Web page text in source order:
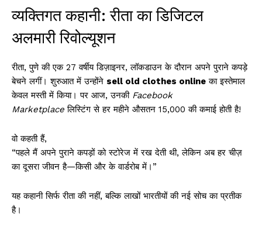
व्यक्तिगत कहानी: रीता का डिजिटल
अलमारी रिवोल्यूशन
रीता, पुणे की एक 27 वर्षीय डिज़ाइनर, लॉकडाउन के दौरान अपने पुराने कपड़े
बेचने लगीं। शुरुआत में उन्होंने sell old clothes online का इस्तेमाल
केवल मस्ती में किया। पर आज, उनकी Facebook
Marketplace लिस्टिंग से हर महीने औसतन ₹15,000 की कमाई होती है!
वो कहती हैं,
“पहले मैं अपने पुराने कपड़ों को स्टोरेज में रख देती थी, लेकिन अब हर चीज़
का दूसरा जीवन है—किसी और के वार्डरोब में।”
यह कहानी सिर्फ रीता की नहीं, बल्कि लाखों भारतीयों की नई सोच का प्रतीक
है।